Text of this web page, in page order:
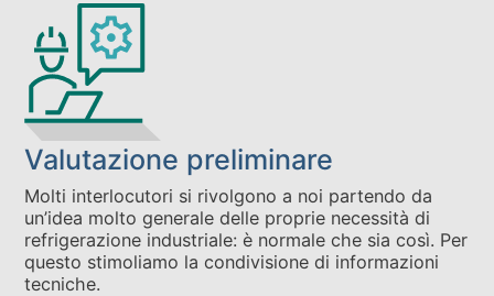
Valutazione preliminare
Molti interlocutori si rivolgono a noi partendo da
un’idea molto generale delle proprie necessità di
refrigerazione industriale: è normale che sia così. Per
questo stimoliamo la condivisione di informazioni
tecniche.